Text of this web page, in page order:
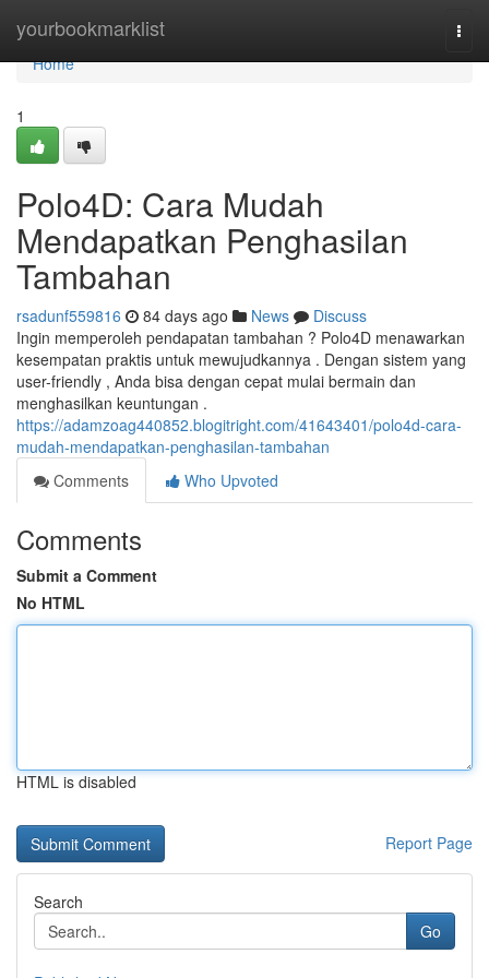
yourbookmarklist
Home
Home
1
Polo4D: Cara Mudah
Mendapatkan Penghasilan
Tambahan
rsadunf559816 84 days ago News
Discuss
Ingin memperoleh pendapatan tambahan ? Polo4D menawarkan
kesempatan praktis untuk mewujudkannya . Dengan sistem yang
user-friendly , Anda bisa dengan cepat mulai bermain dan
menghasilkan keuntungan .
https://adamzoag440852.blogitright.com/41643401/polo4d-cara-
mudah-mendapatkan-penghasilan-tambahan
Comments
Who Upvoted
Comments
Submit a Comment
No HTML
HTML is disabled
Report Page
Search
Go